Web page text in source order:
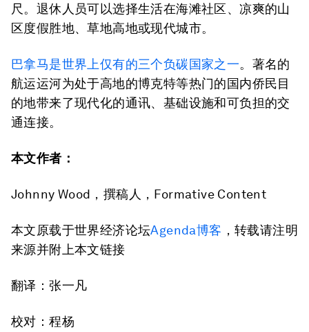
尺。退休人员可以选择生活在海滩社区、凉爽的山
区度假胜地、草地高地或现代城市。
巴拿马是世界上仅有的三个负碳国家之一。著名的
航运运河为处于高地的博克特等热门的国内侨民目
的地带来了现代化的通讯、基础设施和可负担的交
通连接。
本文作者：
Johnny Wood，撰稿人，Formative Content
本文原载于世界经济论坛Agenda博客 ，转载请注明
来源并附上本文链接
翻译：张一凡
校对：程杨